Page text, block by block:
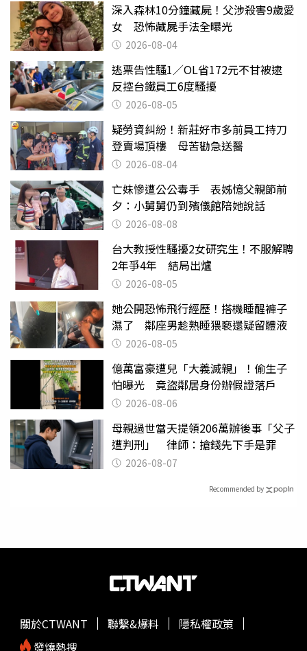
深入森林10分鐘藏屍！父涉殺害9歲愛
女 恐怖藏屍手法全曝光
2026-08-04
逃票告性騷1／OL省172元不甘被逮
反控台鐵員工6度騷擾
2026-08-05
疑勞資糾紛！新莊好市多前員工持刀
登賣場頂樓 母苦勸急送醫
2026-08-04
亡妹慘遭公公毒手 表姊憶父親節前
夕：小舅舅仍到殯儀館陪她說話
2026-08-08
台大教授性騷擾2女研究生！不服解聘
2年爭4年 結局出爐
2026-08-05
她公開恐怖飛行經歷！搭機睡醒褲子
濕了 鄰座男趁熟睡猥褻還疑留體液
2026-08-05
億萬富豪遭兒「大義滅親」！偷生子
怕曝光 竟盜鄰居身份辦假證落戶
2026-08-06
母親過世當天提領206萬辦後事「父子
遭判刑」 律師：搶錢先下手是罪
2026-08-07
Recommended by
關於CTWANT 聯繫&爆料
隱私權政策
發燒熱搜